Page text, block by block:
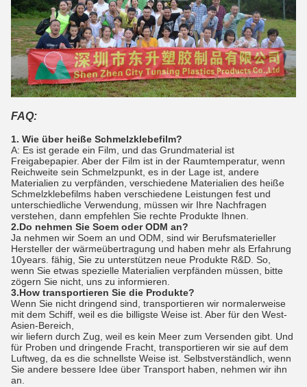
FAQ:
1. Wie über heiße Schmelzklebefilm?
A: Es ist gerade ein Film, und das Grundmaterial ist
Freigabepapier. Aber der Film ist in der Raumtemperatur, wenn
Reichweite sein Schmelzpunkt, es in der Lage ist, andere
Materialien zu verpfänden, verschiedene Materialien des heiße
Schmelzklebefilms haben verschiedene Leistungen fest und
unterschiedliche Verwendung, müssen wir Ihre Nachfragen
verstehen, dann empfehlen Sie rechte Produkte Ihnen.
2.Do nehmen Sie Soem oder ODM an?
Ja nehmen wir Soem an und ODM, sind wir Berufsmaterieller
Hersteller der wärmeübertragung und haben mehr als Erfahrung
10years. fähig, Sie zu unterstützen neue Produkte R&D. So,
wenn Sie etwas spezielle Materialien verpfänden müssen, bitte
zögern Sie nicht, uns zu informieren.
3.How transportieren Sie die Produkte?
Wenn Sie nicht dringend sind, transportieren wir normalerweise
mit dem Schiff, weil es die billigste Weise ist. Aber für den West-
Asien-Bereich,
wir liefern durch Zug, weil es kein Meer zum Versenden gibt. Und
für Proben und dringende Fracht, transportieren wir sie auf dem
Luftweg, da es die schnellste Weise ist. Selbstverständlich, wenn
Sie andere bessere Idee über Transport haben, nehmen wir ihn
an.